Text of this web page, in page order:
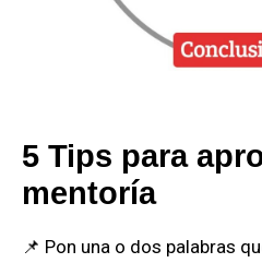
5 Tips para
mentoría
📌 Pon una o dos palabras